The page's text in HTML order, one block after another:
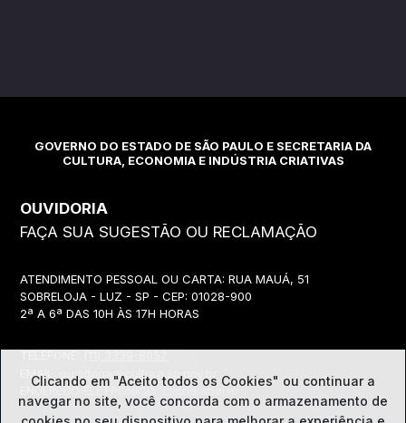
GOVERNO DO ESTADO DE SÃO PAULO E SECRETARIA DA
CULTURA, ECONOMIA E INDÚSTRIA CRIATIVAS
OUVIDORIA
FAÇA SUA SUGESTÃO OU RECLAMAÇÃO
ATENDIMENTO PESSOAL OU CARTA: RUA MAUÁ, 51
SOBRELOJA - LUZ - SP - CEP: 01028-900
2ª A 6ª DAS 10H ÀS 17H HORAS
EMAIL:
ouvidoria@cultura.sp.gov.br
ENDEREÇO ELETRÔNICO: clique abaixo
Clicando em "Aceito todos os Cookies" ou continuar a
navegar no site, você concorda com o armazenamento de